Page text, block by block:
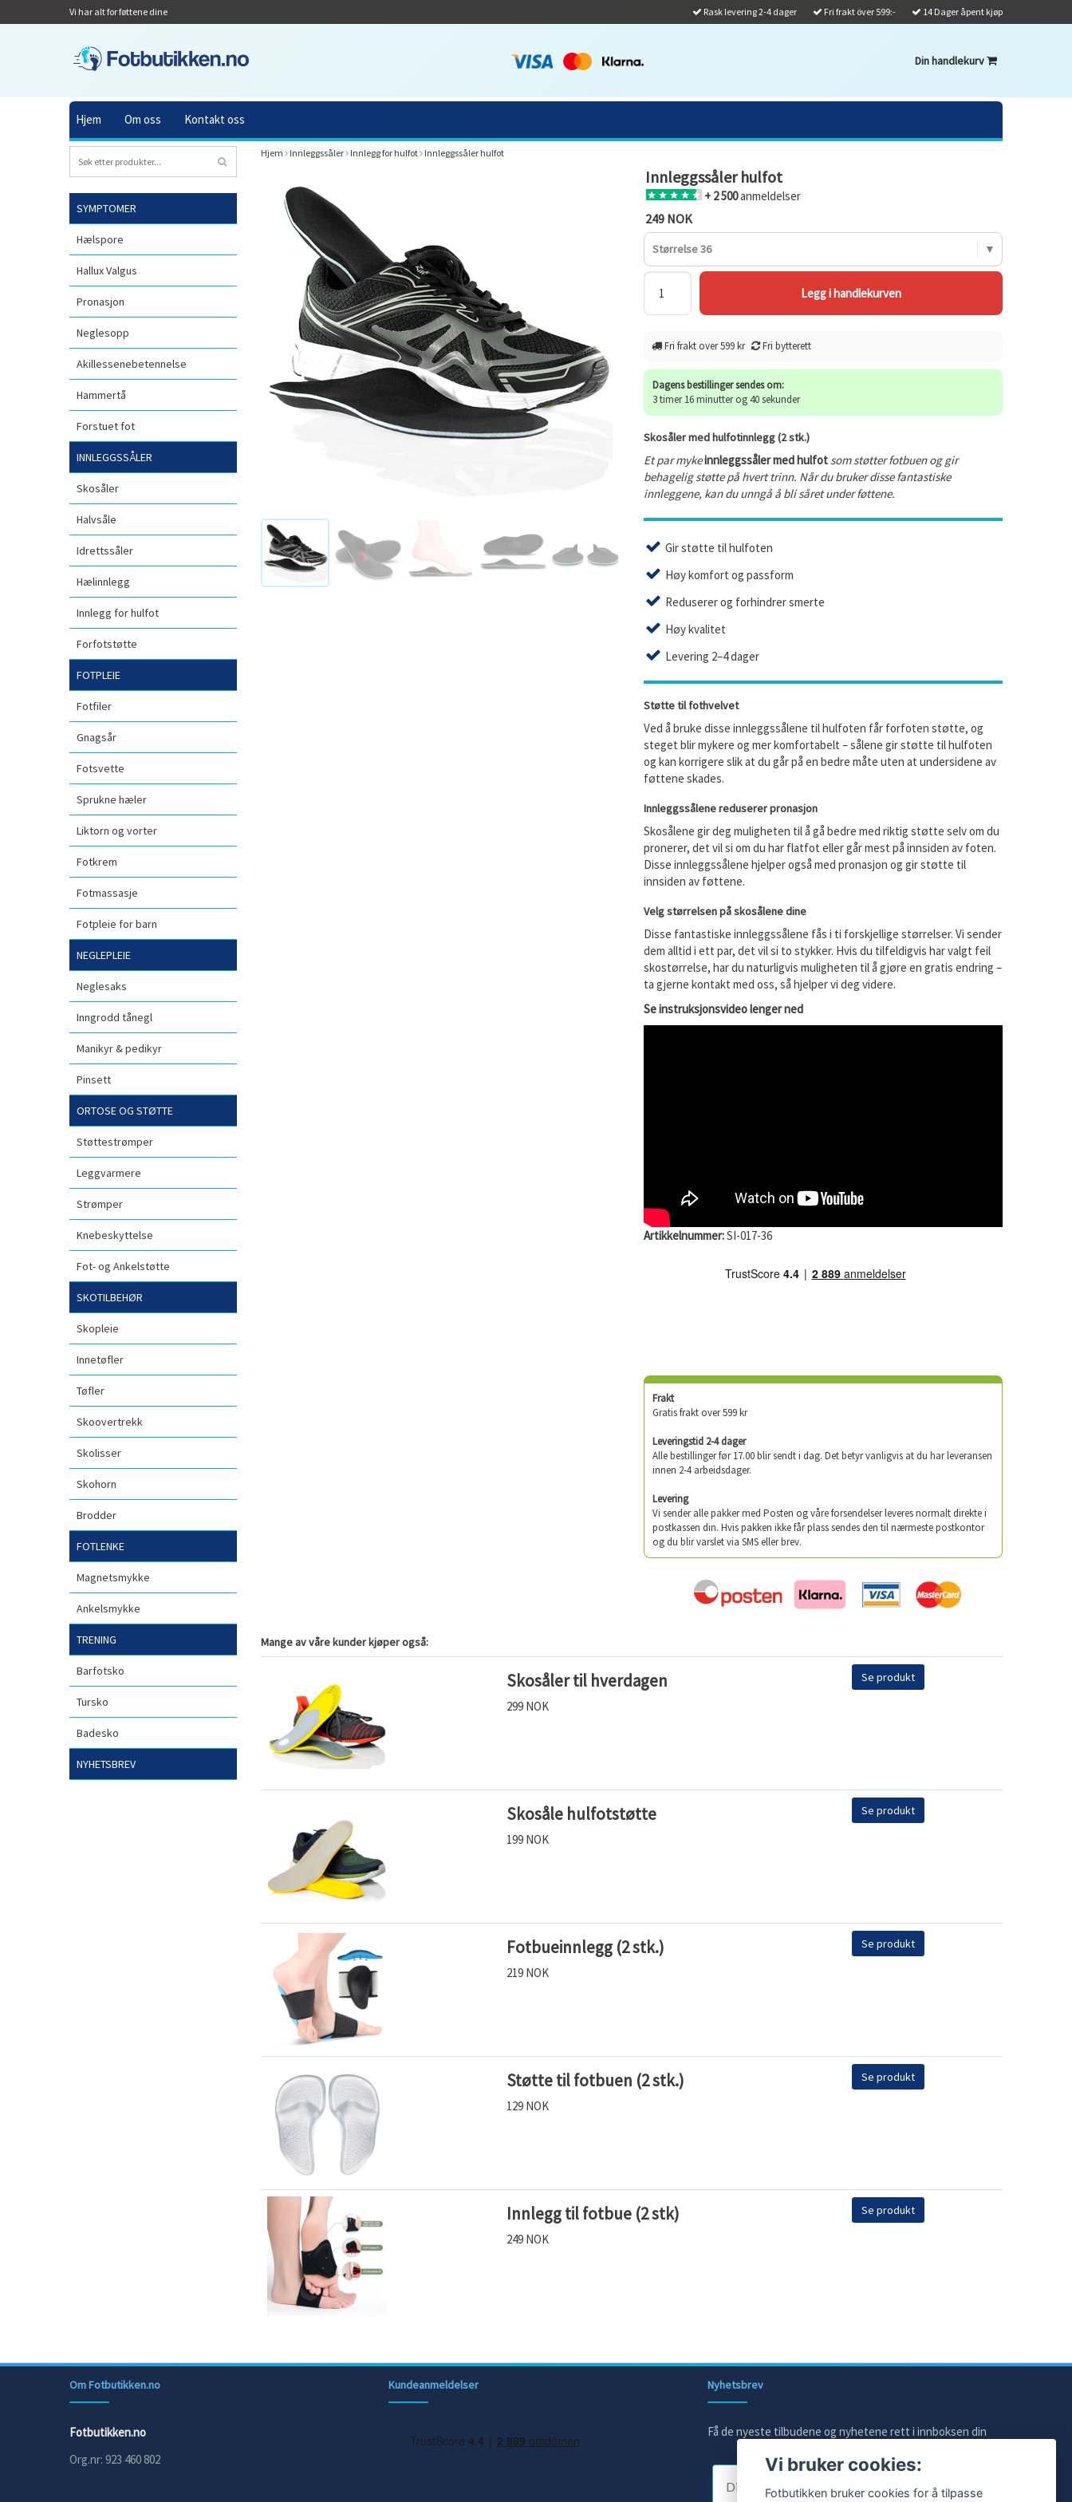
Vi har alt for føttene dine Rask levering 2-4 dager Fri frakt över 599:- 14 Dager åpent kjøp
Din handlekurv
Hjem Om oss Kontakt oss
SYMPTOMER
Hælspore
Hallux Valgus
Pronasjon
Neglesopp
Akillessenebetennelse
Hammertå
Forstuet fot
INNLEGGSSÅLER
Skosåler
Halvsåle
Idrettssåler
Hælinnlegg
Innlegg for hulfot
Forfotstøtte
FOTPLEIE
Fotfiler
Gnagsår
Fotsvette
Sprukne hæler
Liktorn og vorter
Fotkrem
Fotmassasje
Fotpleie for barn
NEGLEPLEIE
Neglesaks
Inngrodd tånegl
Manikyr & pedikyr
Pinsett
ORTOSE OG STØTTE
Støttestrømper
Leggvarmere
Strømper
Knebeskyttelse
Fot- og Ankelstøtte
SKOTILBEHØR
Skopleie
Innetøfler
Tøfler
Skoovertrekk
Skolisser
Skohorn
Brodder
FOTLENKE
Magnetsmykke
Ankelsmykke
TRENING
Barfotsko
Tursko
Badesko
NYHETSBREV
Hjem Innleggssåler Innlegg for hulfot Innleggssåler hulfot
Innleggssåler hulfot
+ 2 500anmeldelser
249 NOK
Størrelse 36
Fri frakt over 599 kr Fri bytterett
Dagens bestillinger sendes om:
3 timer 16 minutter og 40 sekunder
Skosåler med hulfotinnlegg (2 stk.)
Et par mykeinnleggssåler med hulfot som støtter fotbuen og gir
behagelig støtte på hvert trinn. Når du bruker disse fantastiske
innleggene, kan du unngå å bli såret under føttene.
Gir støtte til hulfoten
Høy komfort og passform
Reduserer og forhindrer smerte
Høy kvalitet
Levering 2–4 dager
Støtte til fothvelvet
Ved å bruke disse innleggssålene til hulfoten får forfoten støtte, og
steget blir mykere og mer komfortabelt – sålene gir støtte til hulfoten
og kan korrigere slik at du går på en bedre måte uten at undersidene av
føttene skades.
Innleggssålene reduserer pronasjon
Skosålene gir deg muligheten til å gå bedre med riktig støtte selv om du
pronerer, det vil si om du har flatfot eller går mest på innsiden av foten.
Disse innleggssålene hjelper også med pronasjon og gir støtte til
innsiden av føttene.
Velg størrelsen på skosålene dine
Disse fantastiske innleggssålene fås i ti forskjellige størrelser. Vi sender
dem alltid i ett par, det vil si to stykker. Hvis du tilfeldigvis har valgt feil
skostørrelse, har du naturligvis muligheten til å gjøre en gratis endring –
ta gjerne kontakt med oss, så hjelper vi deg videre.
Se instruksjonsvideo lenger ned
Artikkelnummer:SI-017-36
Frakt
Gratis frakt over 599 kr
Leveringstid 2-4 dager
Alle bestillinger før 17.00 blir sendt i dag. Det betyr vanligvis at du har leveransen
innen 2-4 arbeidsdager.
Levering
Vi sender alle pakker med Posten og våre forsendelser leveres normalt direkte i
postkassen din. Hvis pakken ikke får plass sendes den til nærmeste postkontor
og du blir varslet via SMS eller brev.
Mange av våre kunder kjøper også:
Skosåler til hverdagen
299 NOK
Se produkt
Skosåle hulfotstøtte
199 NOK
Se produkt
Fotbueinnlegg (2 stk.)
219 NOK
Se produkt
Støtte til fotbuen (2 stk.)
129 NOK
Se produkt
Innlegg til fotbue (2 stk)
249 NOK
Se produkt
Om Fotbutikken.no
Fotbutikken.no
Org.nr: 923 460 802
Kundeanmeldelser Nyhetsbrev
Få de nyeste tilbudene og nyhetene rett i innboksen din
E-post Vi bruker cookies:
Fotbutikken bruker cookies for å tilpasse